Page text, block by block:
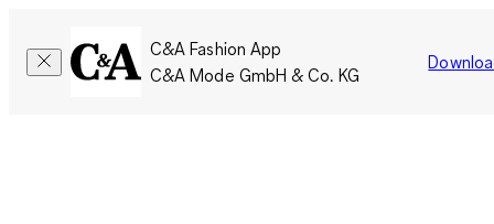
C&A Fashion App
C&A Mode GmbH & Co. KG